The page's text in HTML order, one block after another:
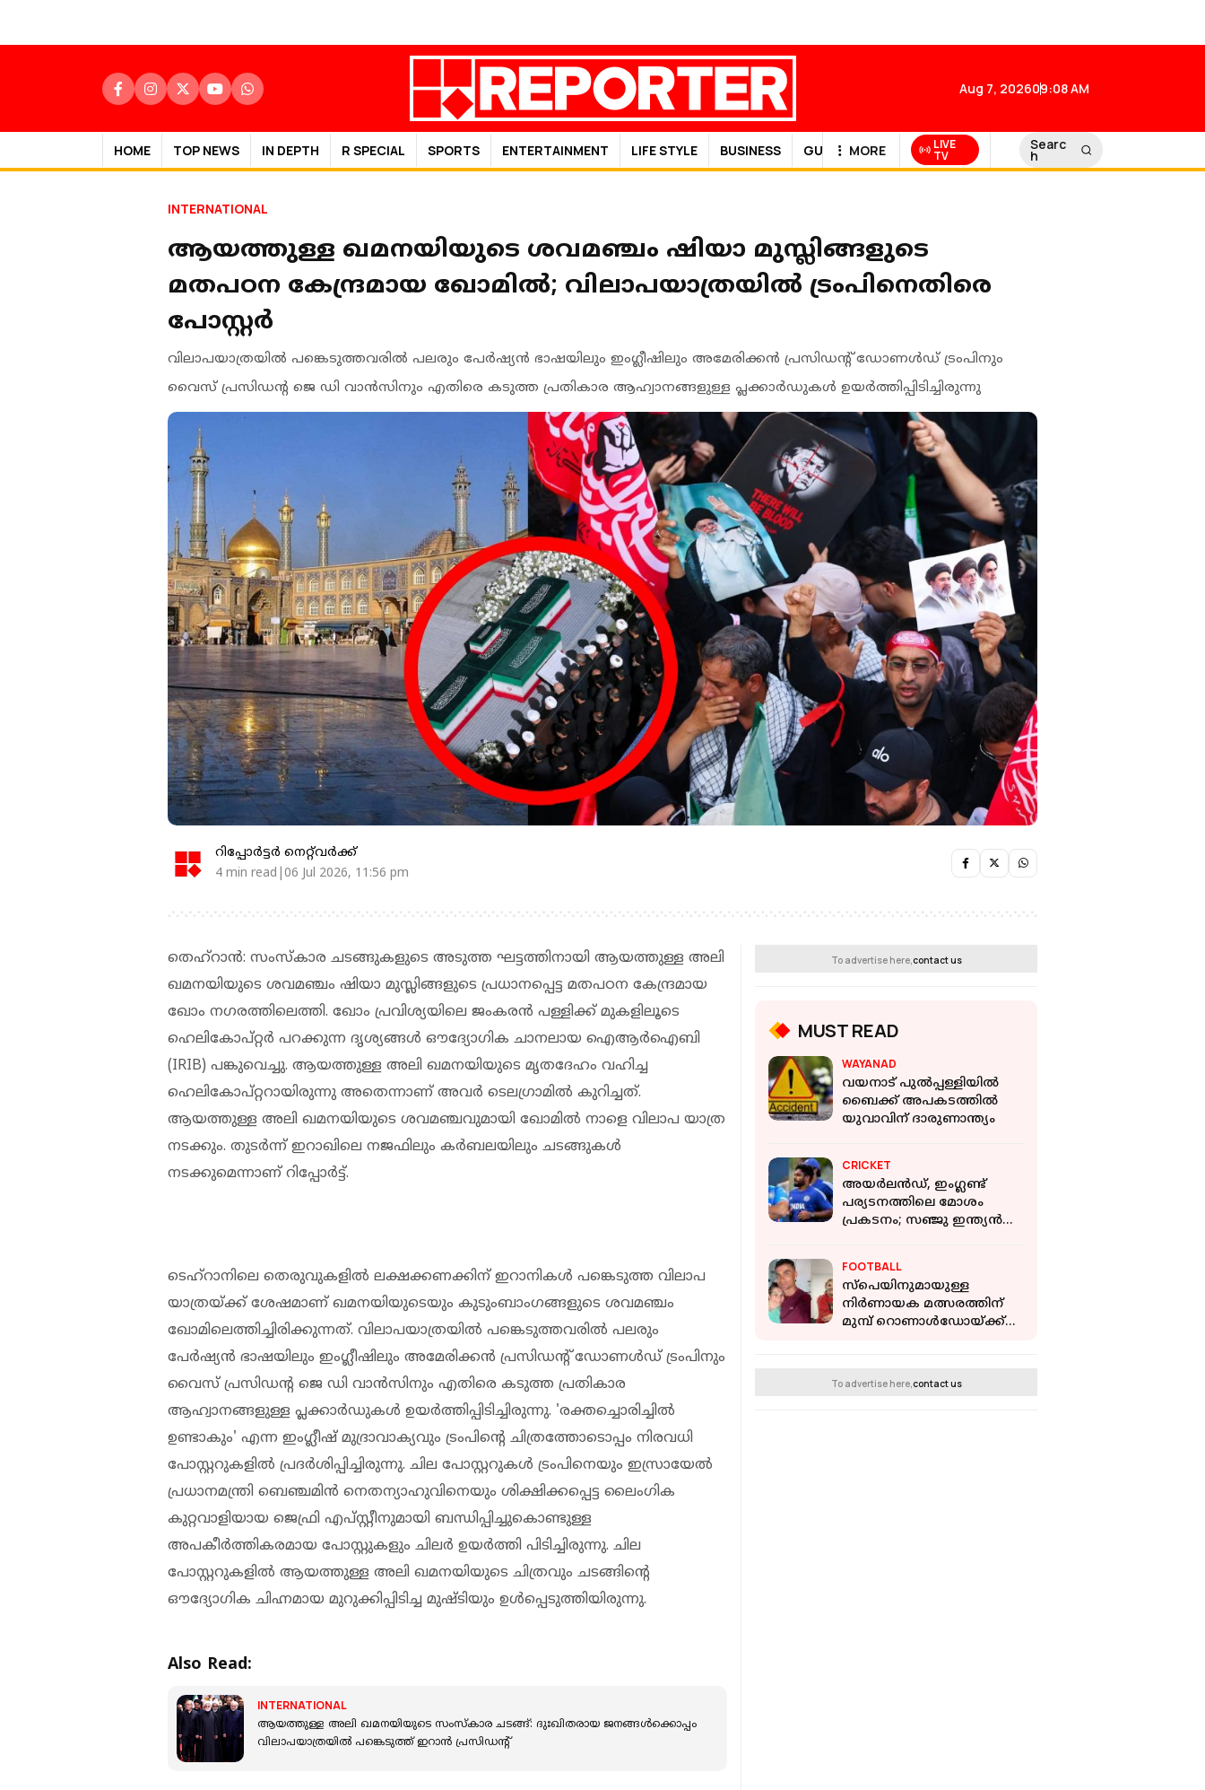
Aug 7, 202609:08 AM
HOME TOP NEWS IN DEPTH R SPECIAL SPORTS ENTERTAINMENT LIFE STYLE BUSINESS GULF NEWS
MORE LIVE
TV
Searc
h
INTERNATIONAL
ആയത്തുള്ള ഖമനയിയുടെ ശവമഞ്ചം ഷിയാ മുസ്ലിങ്ങളുടെ
മതപഠന കേന്ദ്രമായ ഖോമിൽ; വിലാപയാത്രയിൽ ട്രംപിനെതിരെ
പോസ്റ്റർ
വിലാപയാത്രയിൽ പങ്കെടുത്തവരിൽ പലരും പേർഷ്യൻ ഭാഷയിലും ഇംഗ്ലീഷിലും അമേരിക്കൻ പ്രസിഡൻ്റ് ഡോണൾഡ് ട്രംപിനും
വൈസ് പ്രസിഡൻ്റ ജെ ഡി വാൻസിനും എതിരെ കടുത്ത പ്രതികാര ആഹ്വാനങ്ങളുള്ള പ്ലക്കാർഡുകൾ ഉയർത്തിപ്പിടിച്ചിരുന്നു
റിപ്പോർട്ടർ നെറ്റ്‌വര്‍ക്ക്‌
4 min read|06 Jul 2026, 11:56 pm
തെഹ്റാൻ: സംസ്കാര ചടങ്ങുകളുടെ അടുത്ത ഘട്ടത്തിനായി ആയത്തുള്ള അലി
ഖമനയിയുടെ ശവമഞ്ചം ഷിയാ മുസ്ലിങ്ങളുടെ പ്രധാനപ്പെട്ട മതപഠന കേന്ദ്രമായ
ഖോം ന​ഗരത്തിലെത്തി. ഖോം പ്രവിശ്യയിലെ ജംകരൻ പള്ളിക്ക് മുകളിലൂടെ
ഹെലികോപ്റ്റർ പറക്കുന്ന ദൃശ്യങ്ങൾ ഔദ്യോഗിക ചാനലായ ഐആർഐബി
(IRIB) പങ്കുവെച്ചു. ആയത്തുള്ള അലി ഖമനയിയുടെ മൃതദേഹം വഹിച്ച
ഹെലികോപ്റ്ററായിരുന്നു അതെന്നാണ് അവർ ടെലഗ്രാമിൽ കുറിച്ചത്.
ആയത്തുള്ള അലി ഖമനയിയുടെ ശവമഞ്ചവുമായി ഖോമിൽ നാളെ വിലാപ യാത്ര
നടക്കും. തുടർന്ന് ഇറാഖിലെ നജഫിലും കർബലയിലും ചടങ്ങുകൾ
നടക്കുമെന്നാണ് റിപ്പോർട്ട്.
ടെഹ്റാനിലെ തെരുവുകളിൽ ലക്ഷക്കണക്കിന് ഇറാനികൾ പങ്കെടുത്ത വിലാപ
യാത്രയ്ക്ക് ശേഷമാണ് ഖമനയിയുടെയും കുടുംബാം​ഗങ്ങളുടെ ശവമഞ്ചം
ഖോമിലെത്തിച്ചിരിക്കുന്നത്. വിലാപയാത്രയിൽ പങ്കെടുത്തവരിൽ പലരും
പേർഷ്യൻ ഭാഷയിലും ഇംഗ്ലീഷിലും അമേരിക്കൻ പ്രസിഡൻ്റ് ഡോണൾഡ് ട്രംപിനും
വൈസ് പ്രസിഡൻ്റ ജെ ഡി വാൻസിനും എതിരെ കടുത്ത പ്രതികാര
ആഹ്വാനങ്ങളുള്ള പ്ലക്കാർഡുകൾ ഉയർത്തിപ്പിടിച്ചിരുന്നു. 'രക്തച്ചൊരിച്ചിൽ
ഉണ്ടാകും' എന്ന ഇംഗ്ലീഷ് മുദ്രാവാക്യവും ട്രംപിന്റെ ചിത്രത്തോടൊപ്പം നിരവധി
പോസ്റ്ററുകളിൽ പ്രദർശിപ്പിച്ചിരുന്നു. ചില പോസ്റ്ററുകൾ ട്രംപിനെയും ഇസ്രായേൽ
പ്രധാനമന്ത്രി ബെഞ്ചമിൻ നെതന്യാഹുവിനെയും ശിക്ഷിക്കപ്പെട്ട ലൈംഗിക
കുറ്റവാളിയായ ജെഫ്രി എപ്‌സ്റ്റീനുമായി ബന്ധിപ്പിച്ചുകൊണ്ടുള്ള
അപകീർത്തികരമായ പോസ്റ്റുകളും ചിലർ ഉയർത്തി പിടിച്ചിരുന്നു. ചില
പോസ്റ്ററുകളിൽ ആയത്തുള്ള അലി ഖമനയിയുടെ ചിത്രവും ചടങ്ങിന്റെ
ഔദ്യോഗിക ചിഹ്നമായ മുറുക്കിപ്പിടിച്ച മുഷ്ടിയും ഉൾപ്പെടുത്തിയിരുന്നു.
Also Read:
INTERNATIONAL
ആയത്തുള്ള അലി ഖമനയിയുടെ സംസ്കാര ചടങ്ങ്: ദുഃഖിതരായ ജനങ്ങൾക്കൊപ്പം
വിലാപയാത്രയിൽ പങ്കെടുത്ത് ഇറാൻ പ്രസിഡൻ്റ്
To advertise here, contact us
MUST READ
WAYANAD
വയനാട് പുല്‍പ്പള്ളിയില്‍
ബൈക്ക് അപകടത്തില്‍
യുവാവിന് ദാരുണാന്ത്യം
CRICKET
അയര്‍ലന്‍ഡ്, ഇംഗ്ലണ്ട്
പര്യടനത്തിലെ മോശം
പ്രകടനം; സഞ്ജു ഇന്ത്യന്‍
FOOTBALL
സ്‌പെയിനുമായുള്ള
നിര്‍ണായക മത്സരത്തിന്
മുമ്പ് റൊണാള്‍ഡോയ്ക്ക്
To advertise here, contact us